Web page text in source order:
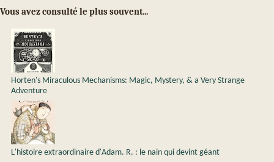
Vous avez consulté le plus souvent...
Horten's Miraculous Mechanisms: Magic, Mystery, & a Very Strange
Adventure
L'histoire extraordinaire d'Adam. R. : le nain qui devint géant